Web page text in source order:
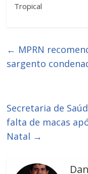
Tropical
← MPRN
sargento
Secretaria de
falta de macas
Natal →